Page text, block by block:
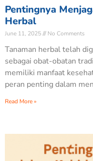
Pentingnya
Herbal
June 11, 2025 No Comments
Tanaman herbal telah
sebagai obat-obatan
memiliki manfaat
peran penting dalam
Read More »